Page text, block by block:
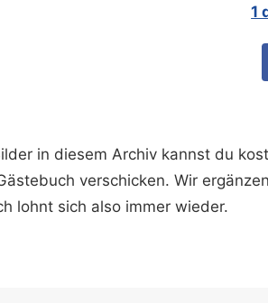
1
in diesem Archiv kannst du
verschicken. Wir
lohnt sich also immer wieder.